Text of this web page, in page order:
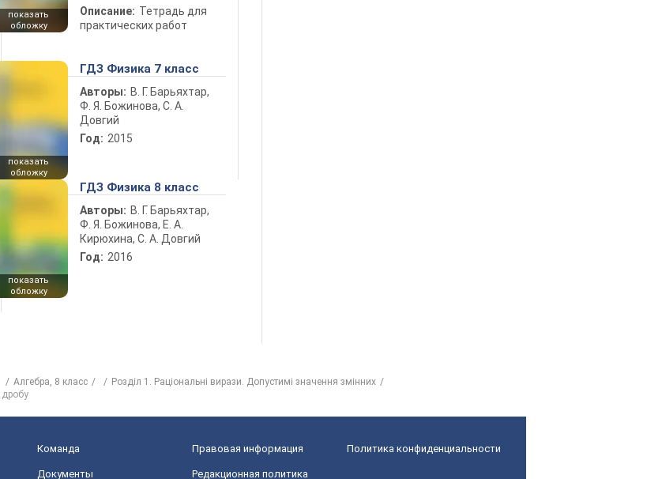
показать
обложку
Описание: Тетрадь для
практических работ
показать
обложку
ГДЗ Физика 7 класс
Авторы: В. Г. Барьяхтар,
Ф. Я. Божинова, С. А.
Довгий
Год: 2015
показать
обложку
ГДЗ Физика 8 класс
Авторы: В. Г. Барьяхтар,
Ф. Я. Божинова, Е. А.
Кирюхина, С. А. Довгий
Год: 2016
Алгебра, 8 класс
Розділ 1. Раціональні вирази. Допустимі значення змінних
дробу
Команда Правовая информация Политика конфиденциальности
Документы Редакционная политика